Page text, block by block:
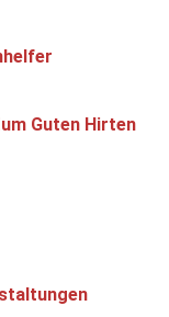
Guten Hirten